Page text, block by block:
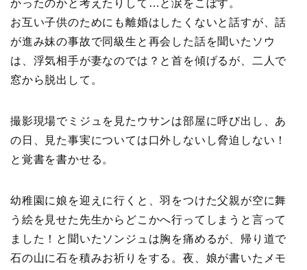
かったのかと考えたりして…と涙をこぼす。
お互い子供のためにも離婚はしたくないと話すが、話
が進み妹の事故で同級生と再会した話を聞いたソウ
は、浮気相手が妻なのでは？と首を傾げるが、二人で
窓から脱出して。
撮影現場でミジュを見たウサンは部屋に呼び出し、あ
の日、見た事実については口外しないし脅迫しない！
と覚書を書かせる。
幼稚園に娘を迎えに行くと、羽をつけた父親が空に舞
う絵を見せた先生からどこかへ行ってしまうと言って
ました！と聞いたソンジュは胸を痛めるが、帰り道で
石の山に石を積みお祈りをする。夜、娘が書いたメモ